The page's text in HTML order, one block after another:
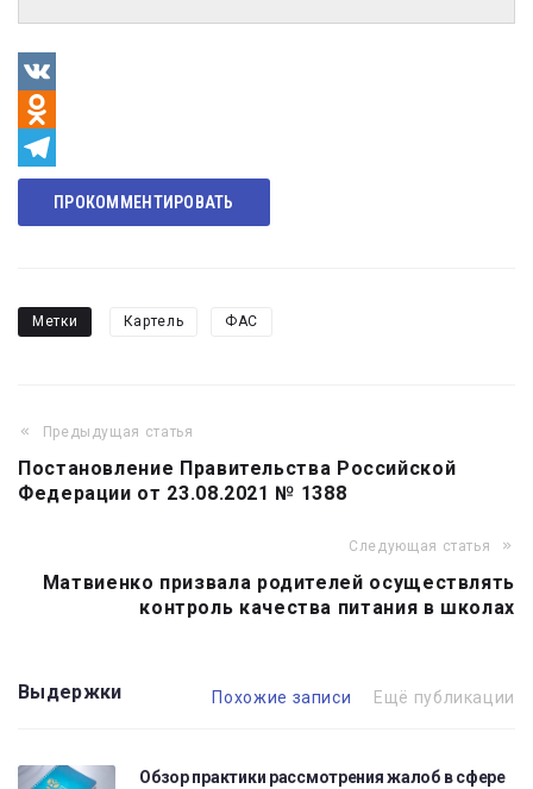
VK
Odnoklassniki
Telegram
ПРОКОММЕНТИРОВАТЬ
Метки Картель ФАС
Навигация
по
записям
Предыдущая статья
Постановление Правительства Российской
Федерации от 23.08.2021 № 1388
Следующая статья
Матвиенко призвала родителей осуществлять
контроль качества питания в школах
Выдержки Похожие записи Ещё публикации
Обзор практики рассмотрения жалоб в сфере